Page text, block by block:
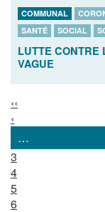
COMMUNAL
SANTÉ
SOCIAL
LUTTE CONTRE
VAGUE
‹‹
‹
…
3
4
5
6